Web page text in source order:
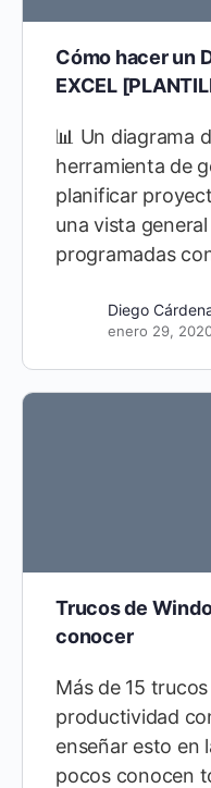
Cómo hacer un
EXCEL
📊 Un diagrama
herramienta de
planificar
una vista
programadas
Diego
enero 29,
Trucos de
conocer
Más de 15
productividad
enseñar esto en
pocos conocen